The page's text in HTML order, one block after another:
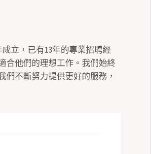
立，已有13年的專業招聘經
合他們的理想工作。我們始終
不斷努力提供更好的服務，